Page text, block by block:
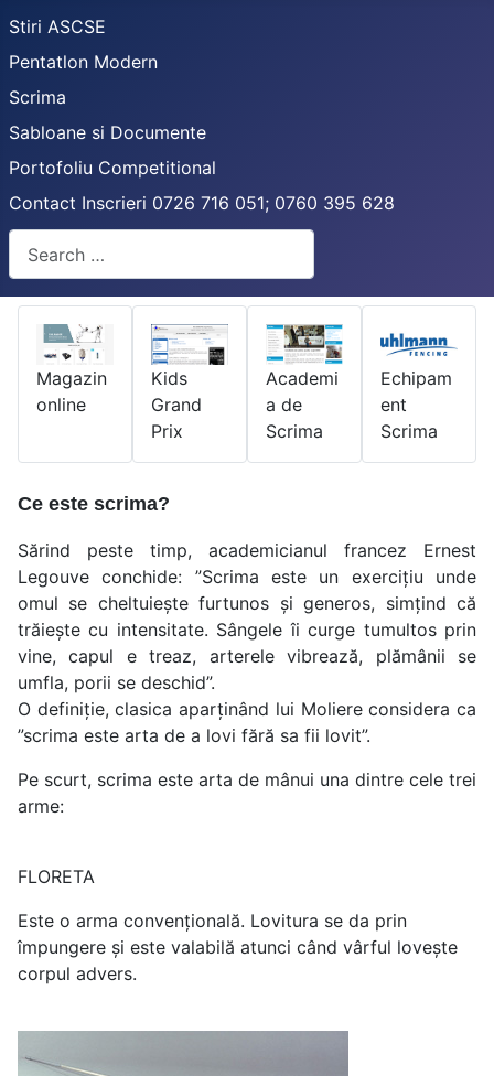
Stiri ASCSE
Pentatlon Modern
Scrima
Sabloane si Documente
Portofoliu Competitional
Contact Inscrieri 0726 716 051; 0760 395 628
Magazin
online
Kids
Grand
Prix
Academi
a de
Scrima
Echipam
ent
Scrima
Ce este scrima?
Sărind peste timp, academicianul francez Ernest
Legouve conchide: ”Scrima este un exercițiu unde
omul se cheltuiește furtunos și generos, simțind că
trăiește cu intensitate. Sângele îi curge tumultos prin
vine, capul e treaz, arterele vibrează, plămânii se
umfla, porii se deschid”.
O definiție, clasica aparținând lui Moliere considera ca
”scrima este arta de a lovi fără sa fii lovit”.
Pe scurt, scrima este arta de mânui una dintre cele trei
arme:
FLORETA
Este o arma convențională. Lovitura se da prin
împungere și este valabilă atunci când vârful lovește
corpul advers.